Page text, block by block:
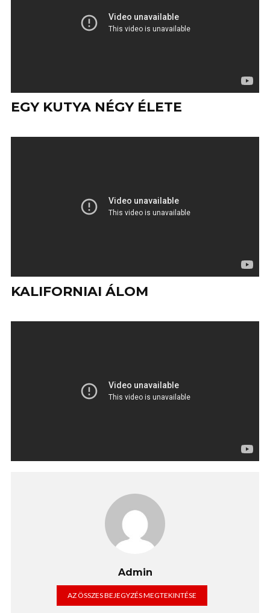
EGY KUTYA NÉGY ÉLETE
KALIFORNIAI ÁLOM
Admin
AZ ÖSSZES BEJEGYZÉS MEGTEKINTÉSE